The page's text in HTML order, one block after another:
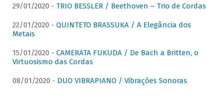
29/01/2020 - TRIO BESSLER / Beethoven – Trio de Cordas
22/01/2020 - QUINTETO BRASSUKA / A Elegância dos
Metais
15/01/2020 - CAMERATA FUKUDA / De Bach a Britten, o
Virtuosismo das Cordas
08/01/2020 - DUO VIBRAPIANO / Vibrações Sonoras